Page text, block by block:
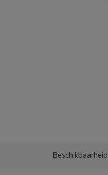
Beschikbaarheid